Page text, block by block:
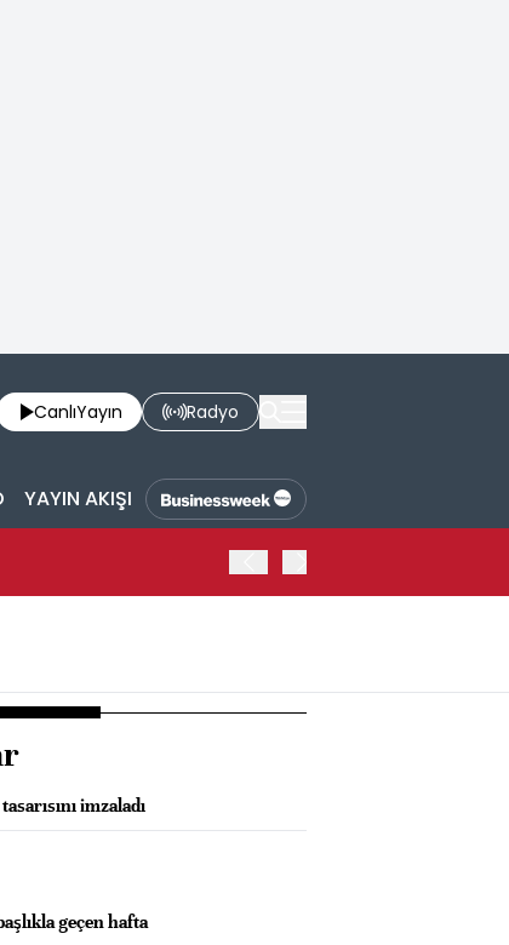
CanlıYayın Radyo
YAYIN AKIŞI
imzaladı
geçen hafta